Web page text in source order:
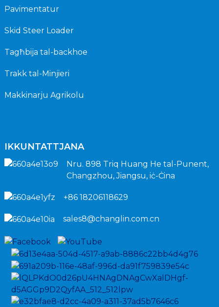
Pavimentatur
Skid Steer Loader
Tagħbija tal-backhoe
Trakk tal-Minjieri
Makkinarju Agrikolu
IKKUNTATTJANA
Nru. 898 Triq Huang He tal-Punent,
Changzhou, Jiangsu, iċ-Ċina
+86 18206118629
sales8@changlin.com.cn